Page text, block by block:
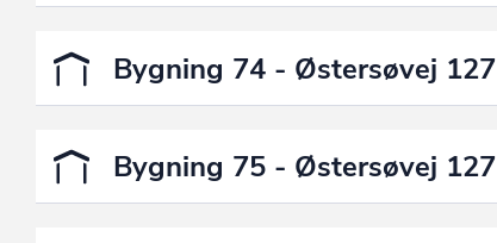
Bygning 74 - Østersøvej 127
Bygning 75 - Østersøvej 127